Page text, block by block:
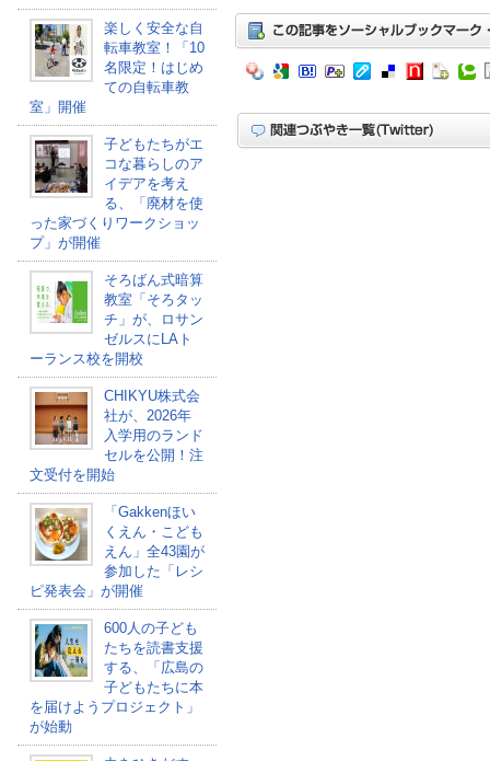
楽しく安全な自
転車教室！「10
名限定！はじめ
ての自転車教
室」開催
子どもたちがエ
コな暮らしのア
イデアを考え
る、「廃材を使
った家づくりワークショッ
プ」が開催
そろばん式暗算
教室「そろタッ
チ」が、ロサン
ゼルスにLAト
ーランス校を開校
CHIKYU株式会
社が、2026年
入学用のランド
セルを公開！注
文受付を開始
「Gakkenほい
くえん・こども
えん」全43園が
参加した「レシ
ピ発表会」が開催
600人の子ども
たちを読書支援
する、「広島の
子どもたちに本
を届けようプロジェクト」
が始動